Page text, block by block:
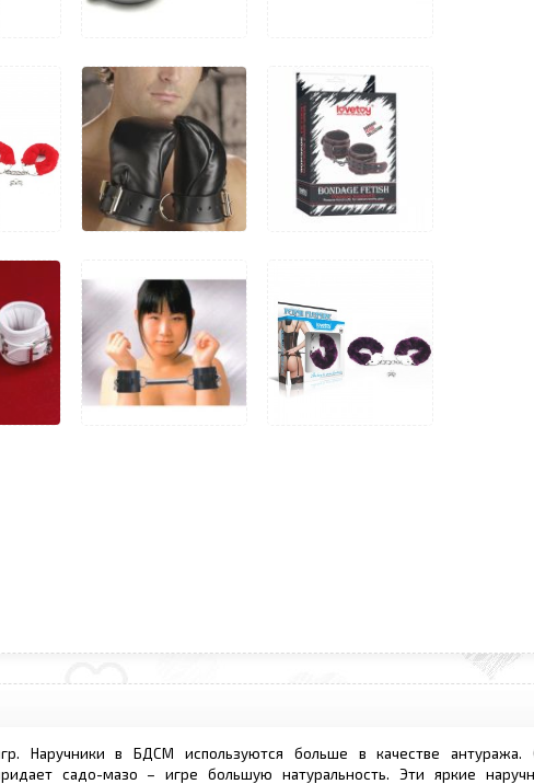
Наручники в БДСМ используются больше в качестве антуража.
садо-мазо – игре большую натуральность. Эти яркие